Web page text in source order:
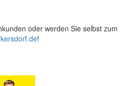
oder werden Sie selbst zum
!